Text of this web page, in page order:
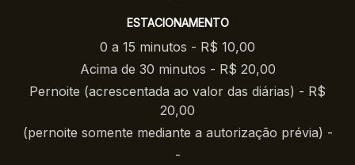
ESTACIONAMENTO
0 a 15 minutos - R$ 10,00
Acima de 30 minutos - R$ 20,00
Pernoite (acrescentada ao valor das diárias) - R$
20,00
(pernoite somente mediante a autorização prévia) -
-